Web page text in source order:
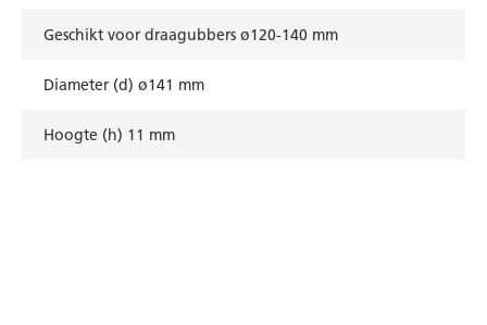
Geschikt voor draagubbers ø120-140 mm
Diameter (d) ø141 mm
Hoogte (h) 11 mm